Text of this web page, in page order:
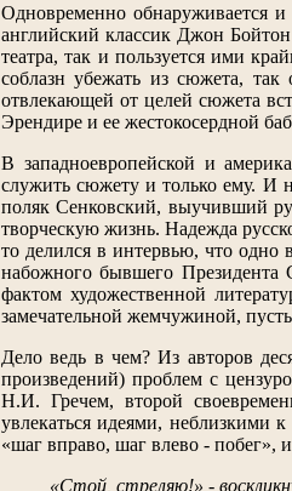
Одновременно обнаруживается
английский классик Джон
театра, так и пользуется ими
соблазн убежать из сюжета, так
отвлекающей от целей сюжета
Эрендире и ее жестокосердной
В западноевропейской и
служить сюжету и только ему. И
поляк Сенковский, выучивший
творческую жизнь. Надежда
то делился в интервью, что одно
набожного бывшего
фактом художественной
замечательной жемчужиной,
Дело ведь в чем? Из авторов
произведений) проблем с
Н.И. Гречем, второй
увлекаться идеями, неблизкими
«шаг вправо, шаг влево - побег»,
«Стой, стреляю!» -